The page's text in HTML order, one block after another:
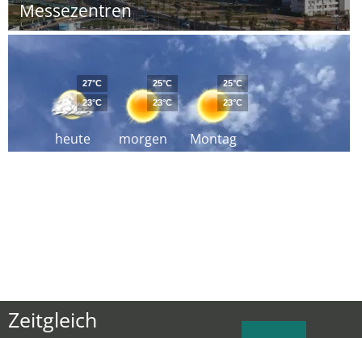
Messezentren
heute
27°C
23°C
morgen
25°C
23°C
Montag
25°C
23°C
Zeitgleich